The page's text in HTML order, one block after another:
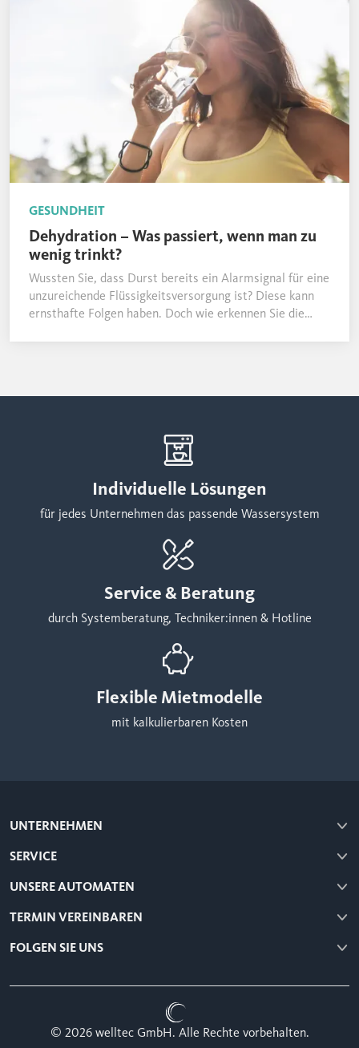
GESUNDHEIT
Dehydration – Was passiert, wenn man zu
wenig trinkt?
Wussten Sie, dass Durst bereits ein Alarmsignal für eine
unzureichende Flüssigkeitsversorgung ist? Diese kann
ernsthafte Folgen haben. Doch wie erkennen Sie die
Individuelle Lösungen
für jedes Unternehmen das passende Wassersystem
Service & Beratung
durch Systemberatung, Techniker:innen & Hotline
Flexible Mietmodelle
mit kalkulierbaren Kosten
UNTERNEHMEN
SERVICE
UNSERE AUTOMATEN
TERMIN VEREINBAREN
FOLGEN SIE UNS
© 2026 welltec GmbH. Alle Rechte vorbehalten.